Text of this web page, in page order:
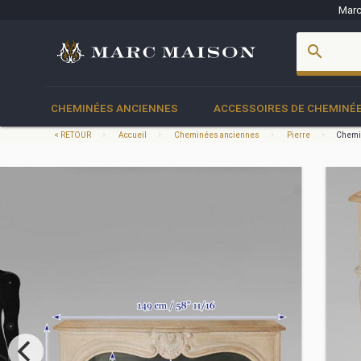
search
CHEMINÉES ANCIENNES ACCESSOIRES DE CHEMINÉE
< RETOUR Accueil Cheminées anciennes Pierre